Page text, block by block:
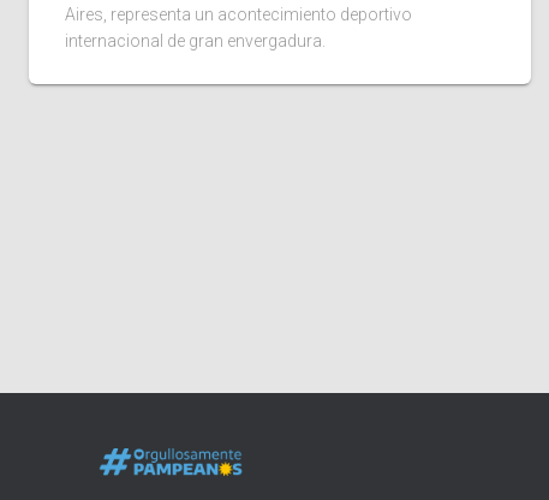
Aires, representa un acontecimiento deportivo
internacional de gran envergadura.